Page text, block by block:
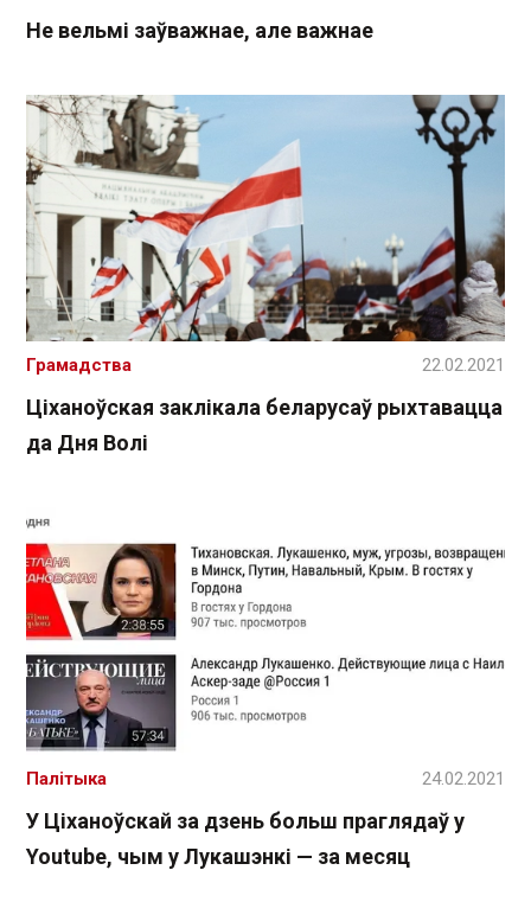
Не вельмі заўважнае, але важнае
Ціханоўская заклікала беларусаў рыхтавацца
да Дня Волі
Грамадства 22.02.2021
У Ціханоўскай за дзень больш праглядаў у
Youtube, чым у Лукашэнкі — за месяц
Палітыка 24.02.2021